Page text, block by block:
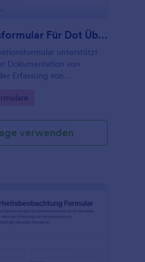
Inspektionsformular Für Dot Überprüfung
unterstützt
Dokumentation von
Erfassung von
Verantwortliche, damit
verwenden